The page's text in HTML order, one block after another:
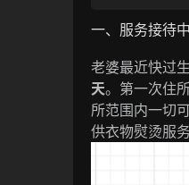
一、服务接待
老婆最近快过
天。第一次住
所范围内一切
供衣物熨烫服